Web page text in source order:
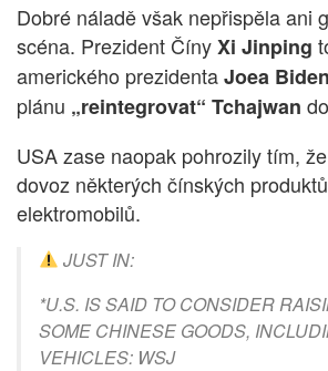
Dobré náladě však nepřispěla ani
scéna. Prezident ČínyXi Jinping
amerického prezidentaJoea
plánu „reintegrovat“ Tchajwan
USA zase naopak pohrozily tím,
dovoz některých čínských
elektromobilů.
JUST IN:
*U.S. IS SAID TO CONSIDER
SOME CHINESE GOODS,
VEHICLES: WSJ